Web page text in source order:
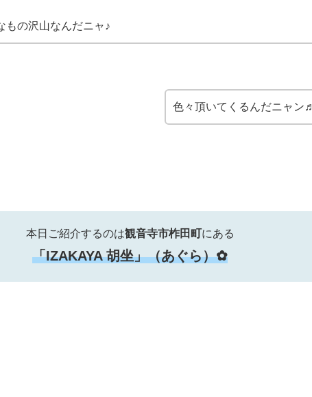
もの沢山なんだニャ♪
色々頂いてくるんだニャン♬
本日ご紹介するのは観音寺市柞田町にある
「IZAKAYA 胡坐」（あぐら）✿